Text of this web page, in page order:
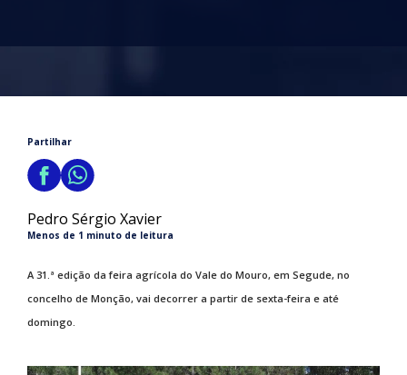
Partilhar
Pedro Sérgio Xavier
Menos de 1 minuto de leitura
A 31.ª edição da feira agrícola do Vale do Mouro, em Segude, no
concelho de Monção, vai decorrer a partir de sexta-feira e até
domingo.